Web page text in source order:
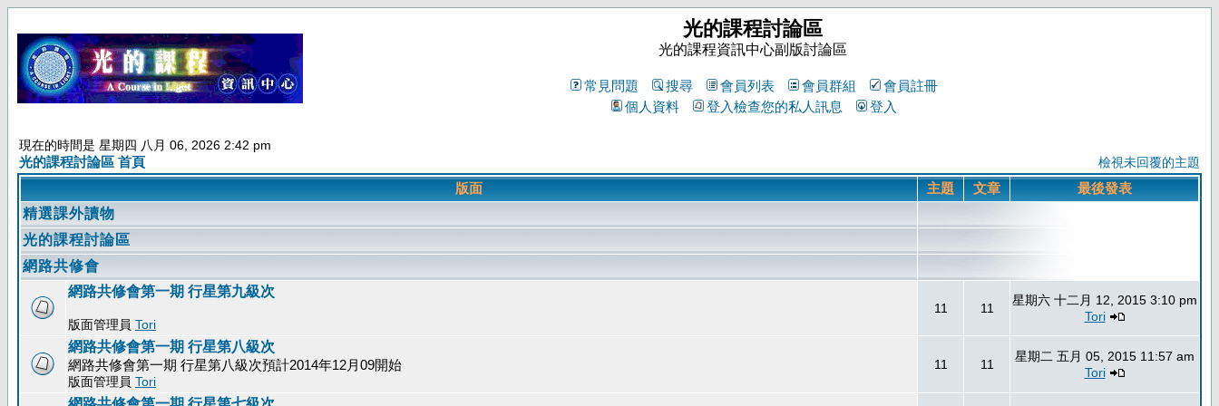
光的課程討論區
光的課程資訊中心副版討論區
常見問題 搜尋 會員列表 會員群組
會員註冊
個人資料
登入檢查您的私人訊息 登入
現在的時間是 星期四 八月 06, 2026 2:42 pm
光的課程討論區 首頁 檢視未回覆的主題
版面 主題 文章
最後發表
精選課外讀物
光的課程討論區
網路共修會
網路共修會第一期 行星第九級次
版面管理員 Tori
11 11
星期六 十二月 12, 2015 3:10 pm
Tori
網路共修會第一期 行星第八級次
網路共修會第一期 行星第八級次預計2014年12月09開始
版面管理員 Tori
11 11
星期二 五月 05, 2015 11:57 am
Tori